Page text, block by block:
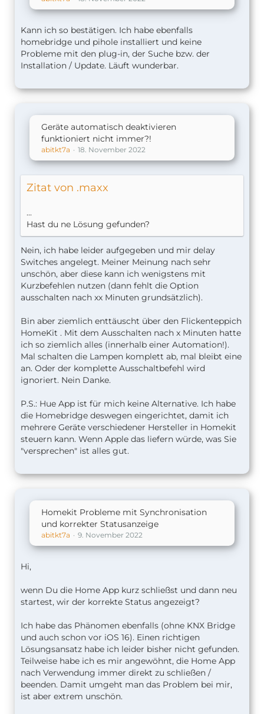
Kann ich so bestätigen. Ich habe ebenfalls
homebridge und pihole installiert und keine
Probleme mit den plug-in, der Suche bzw. der
Installation / Update. Läuft wunderbar.
Geräte automatisch deaktivieren
funktioniert nicht immer?!
abitkt7a 18. November 2022
Zitat von .maxx
...
Hast du ne Lösung gefunden?
Nein, ich habe leider aufgegeben und mir delay
Switches angelegt. Meiner Meinung nach sehr
unschön, aber diese kann ich wenigstens mit
Kurzbefehlen nutzen (dann fehlt die Option
ausschalten nach xx Minuten grundsätzlich).
Bin aber ziemlich enttäuscht über den Flickenteppich
HomeKit . Mit dem Ausschalten nach x Minuten hatte
ich so ziemlich alles (innerhalb einer Automation!).
Mal schalten die Lampen komplett ab, mal bleibt eine
an. Oder der komplette Ausschaltbefehl wird
ignoriert. Nein Danke.
P.S.: Hue App ist für mich keine Alternative. Ich habe
die Homebridge deswegen eingerichtet, damit ich
mehrere Geräte verschiedener Hersteller in Homekit
steuern kann. Wenn Apple das liefern würde, was Sie
"versprechen" ist alles gut.
Homekit Probleme mit Synchronisation
und korrekter Statusanzeige
abitkt7a 9. November 2022
Hi,
wenn Du die Home App kurz schließst und dann neu
startest, wir der korrekte Status angezeigt?
Ich habe das Phänomen ebenfalls (ohne KNX Bridge
und auch schon vor iOS 16). Einen richtigen
Lösungsansatz habe ich leider bisher nicht gefunden.
Teilweise habe ich es mir angewöhnt, die Home App
nach Verwendung immer direkt zu schließen /
beenden. Damit umgeht man das Problem bei mir,
ist aber extrem unschön.